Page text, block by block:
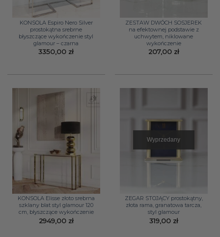
KONSOLA Espiro Nero Silver
prostokątna srebrne
błyszczące wykończenie styl
glamour – czarna
3350,00 zł
ZESTAW DWÓCH SOSJEREK
na efektownej podstawie z
uchwytem, niklowane
wykończenie
207,00 zł
KONSOLA Elisse złoto srebrna
szklany blat styl glamour 120
cm, błyszczące wykończenie
2949,00 zł
Wyprzedany
ZEGAR STOJĄCY prostokątny,
złota rama, granatowa tarcza,
styl glamour
319,00 zł